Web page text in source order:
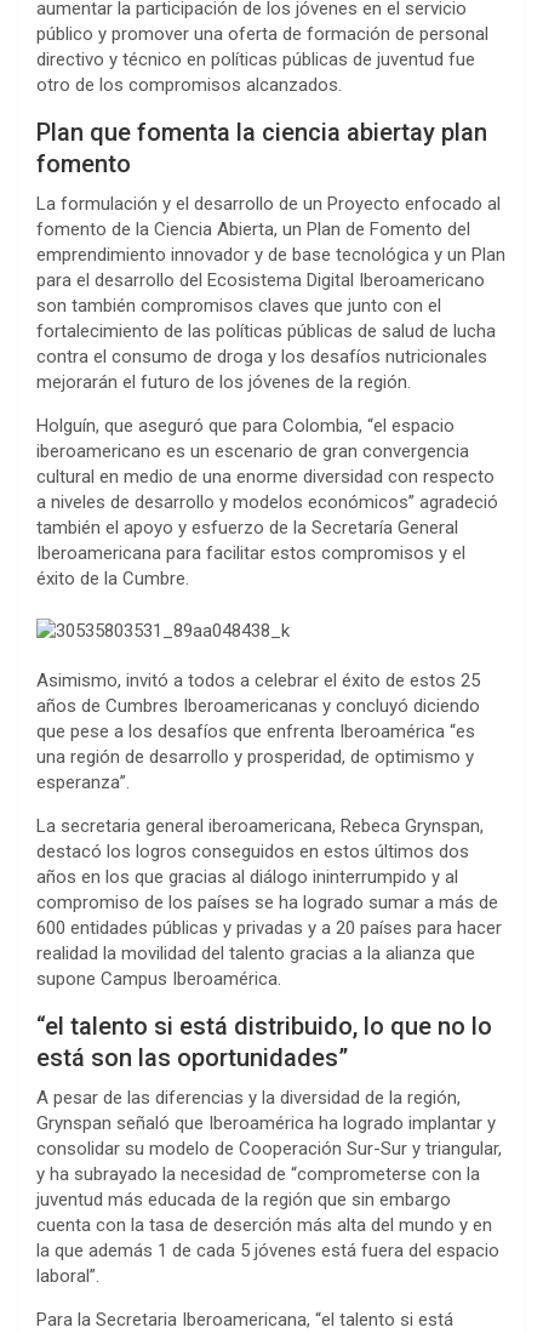
aumentar la participación de los jóvenes en el servicio
público y promover una oferta de formación de personal
directivo y técnico en políticas públicas de juventud fue
otro de los compromisos alcanzados.
Plan que fomenta la ciencia abiertay plan
fomento
La formulación y el desarrollo de un Proyecto enfocado al
fomento de la Ciencia Abierta, un Plan de Fomento del
emprendimiento innovador y de base tecnológica y un Plan
para el desarrollo del Ecosistema Digital Iberoamericano
son también compromisos claves que junto con el
fortalecimiento de las políticas públicas de salud de lucha
contra el consumo de droga y los desafíos nutricionales
mejorarán el futuro de los jóvenes de la región.
Holguín, que aseguró que para Colombia, “el espacio
iberoamericano es un escenario de gran convergencia
cultural en medio de una enorme diversidad con respecto
a niveles de desarrollo y modelos económicos” agradeció
también el apoyo y esfuerzo de la Secretaría General
Iberoamericana para facilitar estos compromisos y el
éxito de la Cumbre.
Asimismo, invitó a todos a celebrar el éxito de estos 25
años de Cumbres Iberoamericanas y concluyó diciendo
que pese a los desafíos que enfrenta Iberoamérica “es
una región de desarrollo y prosperidad, de optimismo y
esperanza”.
La secretaria general iberoamericana, Rebeca Grynspan,
destacó los logros conseguidos en estos últimos dos
años en los que gracias al diálogo ininterrumpido y al
compromiso de los países se ha logrado sumar a más de
600 entidades públicas y privadas y a 20 países para hacer
realidad la movilidad del talento gracias a la alianza que
supone Campus Iberoamérica.
“el talento si está distribuido, lo que no lo
está son las oportunidades”
A pesar de las diferencias y la diversidad de la región,
Grynspan señaló que Iberoamérica ha logrado implantar y
consolidar su modelo de Cooperación Sur-Sur y triangular,
y ha subrayado la necesidad de “comprometerse con la
juventud más educada de la región que sin embargo
cuenta con la tasa de deserción más alta del mundo y en
la que además 1 de cada 5 jóvenes está fuera del espacio
laboral”.
Para la Secretaria Iberoamericana, “el talento si está